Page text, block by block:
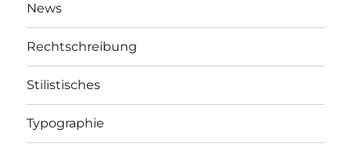
News
Rechtschreibung
Stilistisches
Typographie